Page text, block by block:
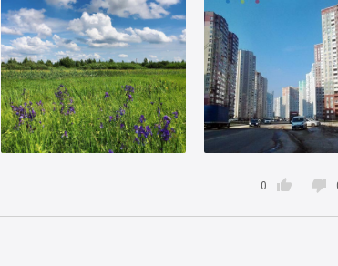

0 